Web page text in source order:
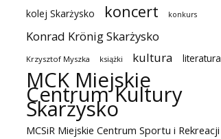
kolej Skarżysko koncert konkurs
Konrad Krönig Skarżysko
Krzysztof Myszka książki kultura literatura
MCK Miejskie
Centrum Kultury
Skarżysko
MCSiR Miejskie Centrum Sportu i Rekreacji